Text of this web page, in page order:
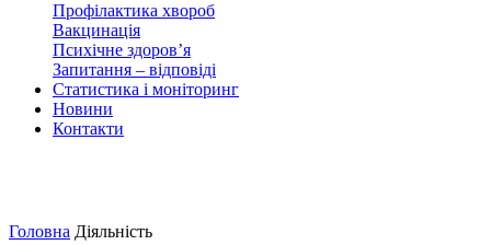
Профілактика хвороб
Вакцинація
Психічне здоров’я
Запитання – відповіді
Статистика і моніторинг
Новини
Контакти
Головна Діяльність